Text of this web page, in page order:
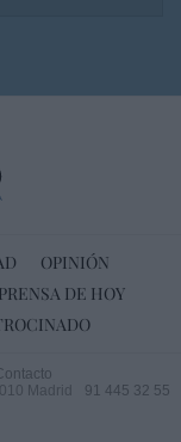
OPINIÓN
DE HOY
Madrid
91 445 32 55